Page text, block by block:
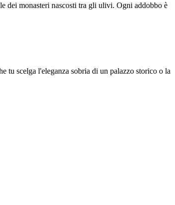
dei monasteri nascosti tra gli ulivi. Ogni addobbo è
tu scelga l'eleganza sobria di un palazzo storico o la